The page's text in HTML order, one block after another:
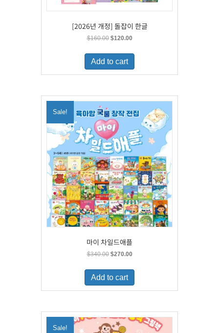
[2026년 개정] 돌잡이 한글
$160.00 Original
was:
$160.00.
$120.00Current
is:
Add to cart
Sale!
마이 차일드애플
$340.00 Original
was:
$340.00.
$270.00Current
is:
Add to cart
Sale!